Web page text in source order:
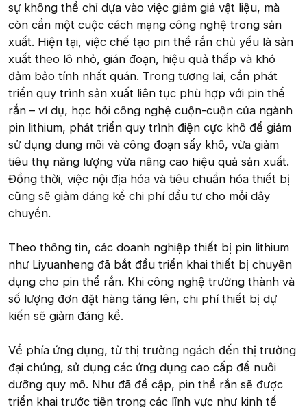
sự không thể chỉ dựa vào việc giảm giá vật liệu, mà
còn cần một cuộc cách mạng công nghệ trong sản
xuất. Hiện tại, việc chế tạo pin thể rắn chủ yếu là sản
xuất theo lô nhỏ, gián đoạn, hiệu quả thấp và khó
đảm bảo tính nhất quán. Trong tương lai, cần phát
triển quy trình sản xuất liên tục phù hợp với pin thể
rắn – ví dụ, học hỏi công nghệ cuộn-cuộn của ngành
pin lithium, phát triển quy trình điện cực khô để giảm
sử dụng dung môi và công đoạn sấy khô, vừa giảm
tiêu thụ năng lượng vừa nâng cao hiệu quả sản xuất.
Đồng thời, việc nội địa hóa và tiêu chuẩn hóa thiết bị
cũng sẽ giảm đáng kể chi phí đầu tư cho mỗi dây
chuyền.
Theo thông tin, các doanh nghiệp thiết bị pin lithium
như Liyuanheng đã bắt đầu triển khai thiết bị chuyên
dụng cho pin thể rắn. Khi công nghệ trưởng thành và
số lượng đơn đặt hàng tăng lên, chi phí thiết bị dự
kiến sẽ giảm đáng kể.
Về phía ứng dụng, từ thị trường ngách đến thị trường
đại chúng, sử dụng các ứng dụng cao cấp để nuôi
dưỡng quy mô. Như đã đề cập, pin thể rắn sẽ được
triển khai trước tiên trong các lĩnh vực như kinh tế